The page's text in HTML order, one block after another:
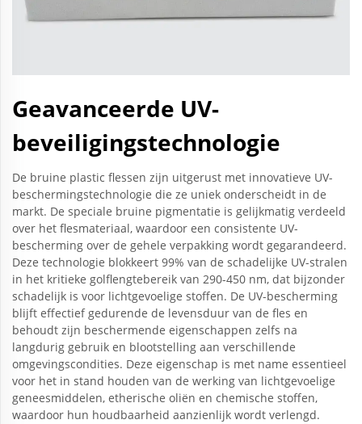
Geavanceerde UV-
beveiligingstechnologie
De bruine plastic flessen zijn uitgerust met innovatieve UV-
beschermingstechnologie die ze uniek onderscheidt in de
markt. De speciale bruine pigmentatie is gelijkmatig verdeeld
over het flesmateriaal, waardoor een consistente UV-
bescherming over de gehele verpakking wordt gegarandeerd.
Deze technologie blokkeert 99% van de schadelijke UV-stralen
in het kritieke golflengtebereik van 290-450 nm, dat bijzonder
schadelijk is voor lichtgevoelige stoffen. De UV-bescherming
blijft effectief gedurende de levensduur van de fles en
behoudt zijn beschermende eigenschappen zelfs na
langdurig gebruik en blootstelling aan verschillende
omgevingscondities. Deze eigenschap is met name essentieel
voor het in stand houden van de werking van lichtgevoelige
geneesmiddelen, etherische oliën en chemische stoffen,
waardoor hun houdbaarheid aanzienlijk wordt verlengd.